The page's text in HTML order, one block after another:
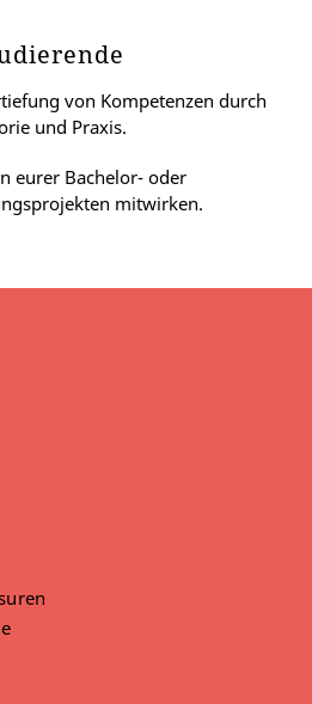
von Kompetenzen durch
und Praxis.
eurer Bachelor- oder
mitwirken.